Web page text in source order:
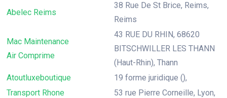
Abelec Reims
38 Rue De St Brice, Reims,
Reims
Mac Maintenance
Air Comprime
43 RUE DU RHIN, 68620
BITSCHWILLER LES THANN
(Haut-Rhin), Thann
Atoutluxeboutique
19 forme juridique (),
Transport Rhone
53 rue Pierre Corneille, Lyon,